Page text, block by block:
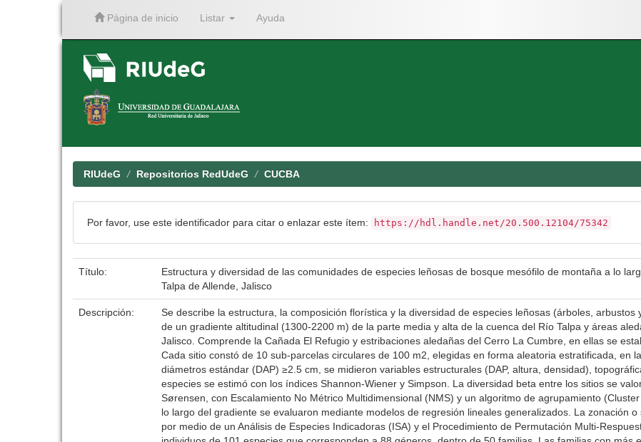
Página de inicio Listar Ayuda
RIUdeG Repositorios RedUdeG CUCBA
Por favor, use este identificador para citar o enlazar este ítem: https://hdl.handle.net/20.500.12104/75342
Título:
Estructura y diversidad de las comunidades de especies leñosas de bosque mesófilo de montaña a lo
Talpa de Allende, Jalisco
Descripción:
Se describe la estructura, la composición florística y la diversidad de especies leñosas (árboles,
de un gradiente altitudinal (1300-2200 m) de la parte media y alta de la cuenca del Río Talpa y áreas
Jalisco. Comprende la Cañada El Refugio y estribaciones aledañas del Cerro La Cumbre, en ellas se
Cada sitio constó de 10 sub-parcelas circulares de 100 m2, elegidas en forma aleatoria estratificada, en
diámetros estándar (DAP) ≥2.5 cm, se midieron variables estructurales (DAP, altura, densidad),
especies se estimó con los índices Shannon-Wiener y Simpson. La diversidad beta entre los sitios se
Sørensen, con Escalamiento No Métrico Multidimensional (NMS) y un algoritmo de agrupamiento
lo largo del gradiente se evaluaron mediante modelos de regresión lineales generalizados. La zonación
por medio de un Análisis de Especies Indicadoras (ISA) y el Procedimiento de Permutación Multi-